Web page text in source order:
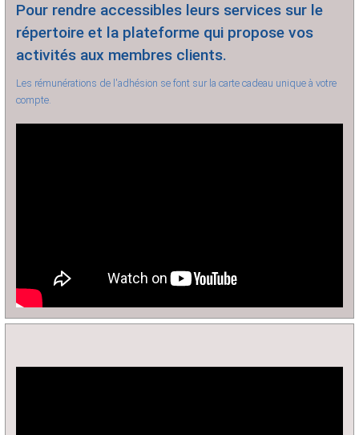
Pour rendre accessibles leurs services sur le
répertoire et la plateforme qui propose vos
activités aux membres clients.
Les rémunérations de l'adhésion se font sur la carte cadeau unique à votre
compte.